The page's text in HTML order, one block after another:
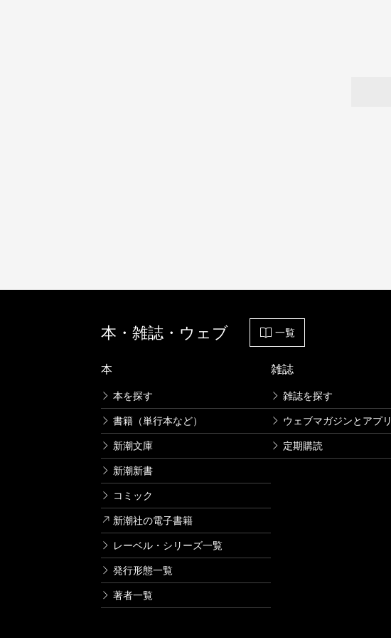
本・雑誌・ウェブ 一覧
本
本を探す
書籍（単行本など）
新潮文庫
新潮新書
コミック
新潮社の電子書籍
レーベル・シリーズ一覧
発行形態一覧
著者一覧
雑誌
雑誌を探す
ウェブマガジンとアプリ
定期購読